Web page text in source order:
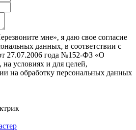
мне», я даю свое согласие
данных, в соответствии с
27.07.2006 года №152-ФЗ «О
условиях и для целей,
на обработку персональных данных